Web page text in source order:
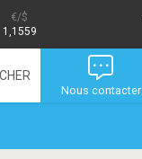
/$
1,1559
Nous contacter